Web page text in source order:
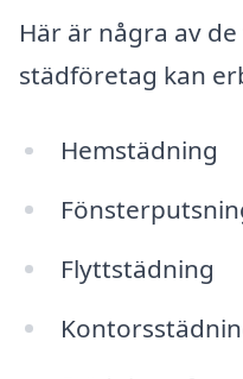
Här är några av
städföretag kan
Hemstädning
Flyttstädning